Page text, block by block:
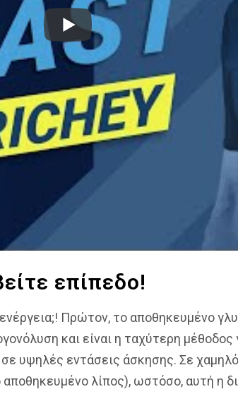
επίπεδο!
Πρώτον, το αποθηκευμένο
και είναι η ταχύτερη μέθοδος
υψηλές εντάσεις άσκησης. Σε
λίπος), ωστόσο, αυτή η